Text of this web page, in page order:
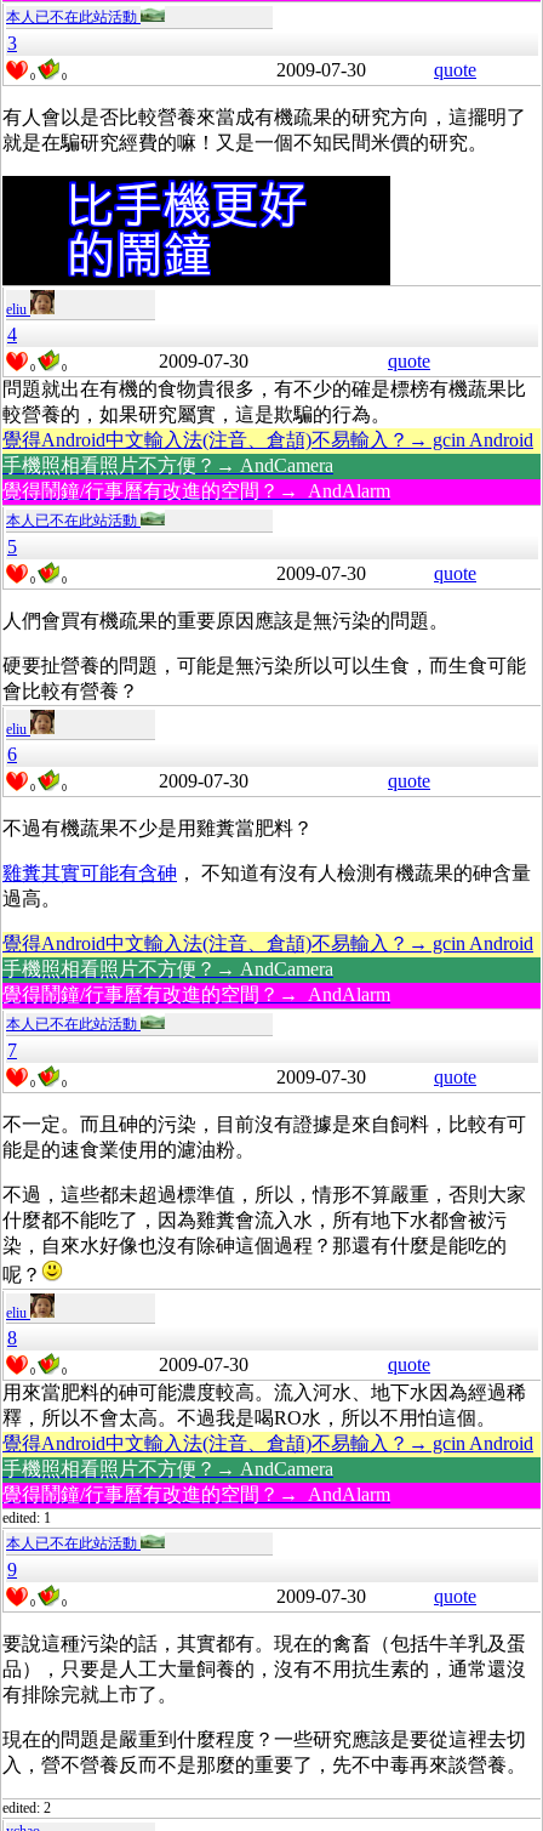
本人已不在此站活動
3
0 0 2009-07-30 quote
有人會以是否比較營養來當成有機疏果的研究方向，這擺明了
就是在騙研究經費的嘛！又是一個不知民間米價的研究。
eliu
4
0 0 2009-07-30
quote
問題就出在有機的食物貴很多，有不少的確是標榜有機蔬果比
較營養的，如果研究屬實，這是欺騙的行為。
覺得Android中文輸入法(注音、倉頡)不易輸入？→ gcin Android
手機照相看照片不方便？→ AndCamera
覺得鬧鐘/行事曆有改進的空間？→ AndAlarm
本人已不在此站活動
5
0 0 2009-07-30 quote
人們會買有機疏果的重要原因應該是無污染的問題。
硬要扯營養的問題，可能是無污染所以可以生食，而生食可能
會比較有營養？
eliu
6
0 0 2009-07-30 quote
不過有機蔬果不少是用雞糞當肥料？
雞糞其實可能有含砷 ， 不知道有沒有人檢測有機蔬果的砷含量
過高。
覺得Android中文輸入法(注音、倉頡)不易輸入？→ gcin Android
手機照相看照片不方便？→ AndCamera
覺得鬧鐘/行事曆有改進的空間？→ AndAlarm
本人已不在此站活動
7
0 0 2009-07-30 quote
不一定。而且砷的污染，目前沒有證據是來自飼料，比較有可
能是的速食業使用的濾油粉。
不過，這些都未超過標準值，所以，情形不算嚴重，否則大家
什麼都不能吃了，因為雞糞會流入水，所有地下水都會被污
染，自來水好像也沒有除砷這個過程？那還有什麼是能吃的
呢？
eliu
8
0 0 2009-07-30
quote
用來當肥料的砷可能濃度較高。流入河水、地下水因為經過稀
釋，所以不會太高。不過我是喝RO水，所以不用怕這個。
覺得Android中文輸入法(注音、倉頡)不易輸入？→ gcin Android
手機照相看照片不方便？→ AndCamera
覺得鬧鐘/行事曆有改進的空間？→ AndAlarm
edited: 1
本人已不在此站活動
9
0 0 2009-07-30 quote
要說這種污染的話，其實都有。現在的禽畜（包括牛羊乳及蛋
品），只要是人工大量飼養的，沒有不用抗生素的，通常還沒
有排除完就上市了。
現在的問題是嚴重到什麼程度？一些研究應該是要從這裡去切
入，營不營養反而不是那麼的重要了，先不中毒再來談營養。
edited: 2